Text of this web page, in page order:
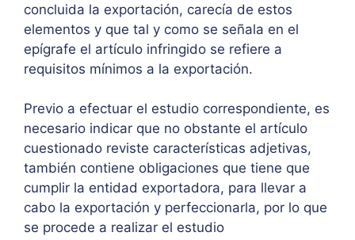
concluida la exportación, carecía de estos
elementos y que tal y como se señala en el
epígrafe el artículo infringido se refiere a
requisitos mínimos a la exportación.
Previo a efectuar el estudio correspondiente, es
necesario indicar que no obstante el artículo
cuestionado reviste características adjetivas,
también contiene obligaciones que tiene que
cumplir la entidad exportadora, para llevar a
cabo la exportación y perfeccionarla, por lo que
se procede a realizar el estudio